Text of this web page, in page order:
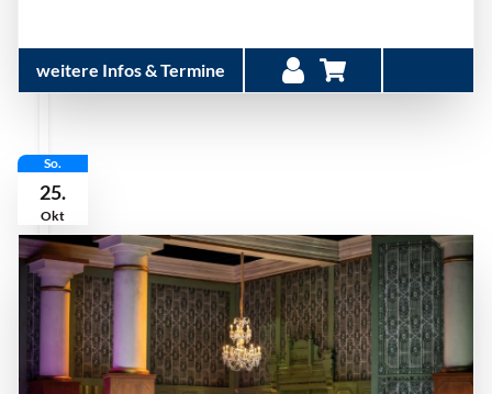
weitere Infos & Termine
So.
25.
Okt